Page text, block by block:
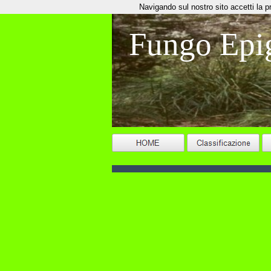
Fungo
Navigando sul nostro sito accetti la